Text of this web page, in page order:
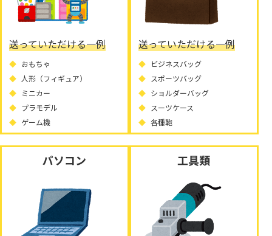
送っていただける一例
おもちゃ
人形（フィギュア）
ミニカー
プラモデル
ゲーム機
送っていただける一例
ビジネスバッグ
スポーツバッグ
ショルダーバッグ
スーツケース
各種鞄
パソコン 工具類